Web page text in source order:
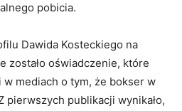
pobicia.
Dawida Kosteckiego na
zostało oświadczenie, które
w mediach o tym, że bokser w
pierwszych publikacji wynikało,